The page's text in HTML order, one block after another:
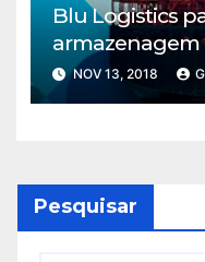
Blu Logistics
armazenagem
NOV 13, 2018
Pesquisar